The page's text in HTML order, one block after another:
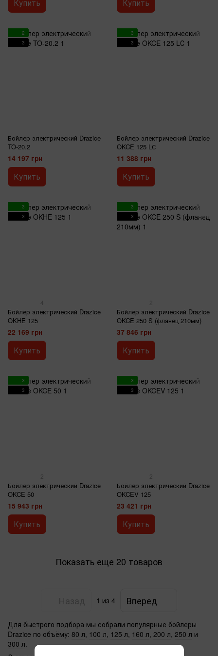
Купить Купить
2
3
Бойлер электрический Drazice
TO-20.2
14 197 грн
Купить
3
3
Бойлер электрический Drazice
OKCE 125 LС
11 388 грн
Купить
3
3
4
Бойлер электрический Drazice
OKHE 125
22 169 грн
Купить
3
3
2
Бойлер электрический Drazice
OKCE 250 S (фланец 210мм)
37 846 грн
Купить
3
3
2
Бойлер электрический Drazice
OKCE 50
15 943 грн
Купить
3
3
2
Бойлер электрический Drazice
OKCEV 125
23 421 грн
Купить
Показать еще 20 товаров
1 из 4 Вперед
Для быстрого подбора мы собрали популярные бойлеры
Drazice по объёму: 80 л, 100 л, 125 л, 160 л, 200 л, 250 л и
300 л.